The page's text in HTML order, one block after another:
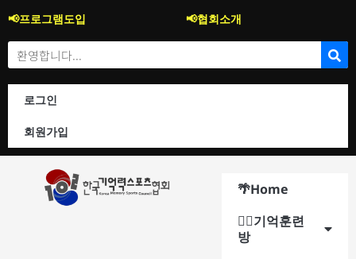
텐
츠
📢프로그램도입
📢협회소개
Search
로그인
회원가입
🌴Home
🐱‍🚀기억훈련
방
호
기
:함